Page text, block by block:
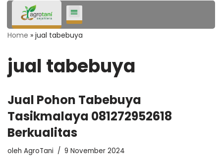
Lompat
ke
Home » jual tabebuya
jual tabebuya
Jual Pohon Tabebuya
Tasikmalaya 081272952618
Berkualitas
oleh AgroTani 9 November 2024